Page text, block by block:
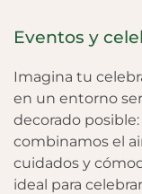
Eventos y
Imagina tu
en un entorno
decorado
combinamos el
cuidados y
ideal para celebrar